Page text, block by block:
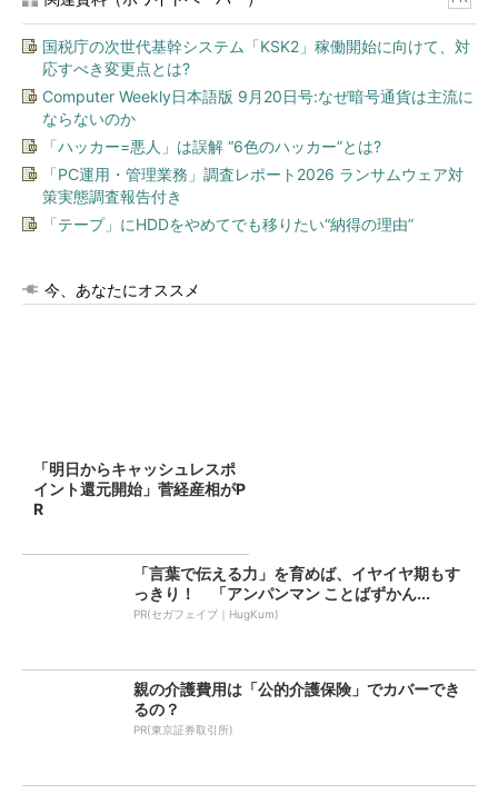
国税庁の次世代基幹システム「KSK2」稼働開始に向けて、対
応すべき変更点とは?
Computer Weekly日本語版 9月20日号:なぜ暗号通貨は主流に
ならないのか
「ハッカー=悪人」は誤解 “6色のハッカー”とは?
「PC運用・管理業務」調査レポート2026 ランサムウェア対
策実態調査報告付き
「テープ」にHDDをやめてでも移りたい“納得の理由”
今、あなたにオススメ
「明日からキャッシュレスポ
イント還元開始」菅経産相がP
R
「言葉で伝える力」を育めば、イヤイヤ期もす
っきり！ 「アンパンマン ことばずかん...
PR(セガフェイブ｜HugKum)
親の介護費用は「公的介護保険」でカバーでき
るの？
PR(東京証券取引所)